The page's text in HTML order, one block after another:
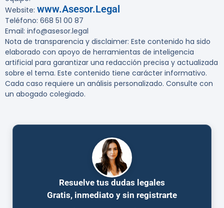
Website: www.Asesor.Legal
Teléfono: 668 51 00 87
Email: info@asesor.legal
Nota de transparencia y disclaimer: Este contenido ha sido
elaborado con apoyo de herramientas de inteligencia
artificial para garantizar una redacción precisa y actualizada
sobre el tema. Este contenido tiene carácter informativo.
Cada caso requiere un análisis personalizado. Consulte con
un abogado colegiado.
Resuelve tus dudas legales
Gratis, inmediato y sin registrarte